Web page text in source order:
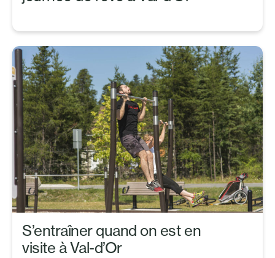
S’entraîner quand on est en
visite à Val-d’Or